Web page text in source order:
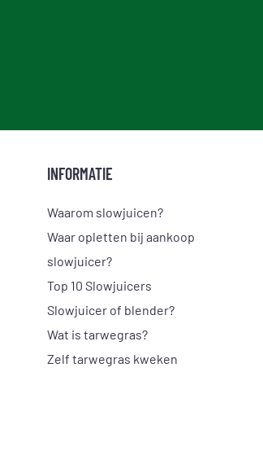
INFORMATIE
Waarom slowjuicen?
Waar opletten bij aankoop
slowjuicer?
Top 10 Slowjuicers
Slowjuicer of blender?
Wat is tarwegras?
Zelf tarwegras kweken